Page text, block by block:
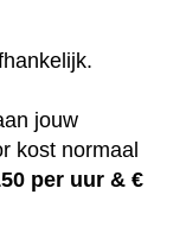
jouw
kost normaal
per uur & €